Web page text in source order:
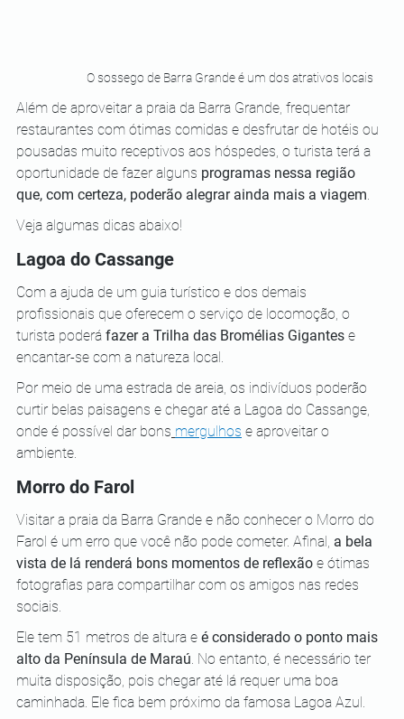
O sossego de Barra Grande é um dos atrativos locais
Além de aproveitar a praia da Barra Grande, frequentar
restaurantes com ótimas comidas e desfrutar de hotéis ou
pousadas muito receptivos aos hóspedes, o turista terá a
oportunidade de fazer alguns programas nessa região
que, com certeza, poderão alegrar ainda mais a viagem.
Veja algumas dicas abaixo!
Lagoa do Cassange
Com a ajuda de um guia turístico e dos demais
profissionais que oferecem o serviço de locomoção, o
turista poderá fazer a Trilha das Bromélias Gigantes e
encantar-se com a natureza local.
Por meio de uma estrada de areia, os indivíduos poderão
curtir belas paisagens e chegar até a Lagoa do Cassange,
onde é possível dar bons mergulhos e aproveitar o
ambiente.
Morro do Farol
Visitar a praia da Barra Grande e não conhecer o Morro do
Farol é um erro que você não pode cometer. Afinal, a bela
vista de lá renderá bons momentos de reflexão e ótimas
fotografias para compartilhar com os amigos nas redes
sociais.
Ele tem 51 metros de altura e é considerado o ponto mais
alto da Península de Maraú. No entanto, é necessário ter
muita disposição, pois chegar até lá requer uma boa
caminhada. Ele fica bem próximo da famosa Lagoa Azul.